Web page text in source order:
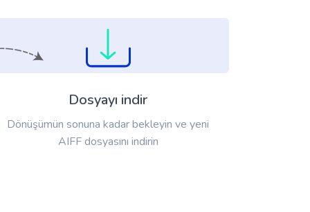
Dosyayı indir
Dönüşümün sonuna kadar bekleyin ve yeni
AIFF dosyasını indirin